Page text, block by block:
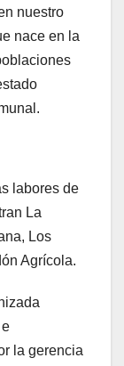
nuestro
nace en la
labores de
La
Los
Agrícola.
la gerencia